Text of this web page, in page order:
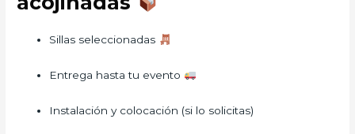
Sillas seleccionadas
Entrega hasta tu evento
Instalación y colocación (si lo solicitas)